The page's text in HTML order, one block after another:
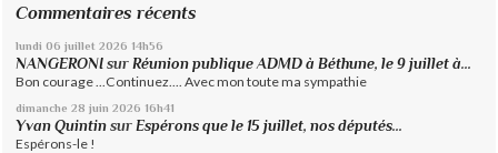
Commentaires récents
lundi 06 juillet 2026 14h56
NANGERONI surRéunion publique ADMD à Béthune, le 9 juillet à...
Bon courage ...Continuez.... Avec mon toute ma sympathie
dimanche 28 juin 2026 16h41
Yvan Quintin surEspérons que le 15 juillet, nos députés...
Espérons-le !